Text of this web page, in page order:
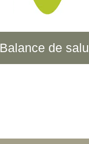
Balance de